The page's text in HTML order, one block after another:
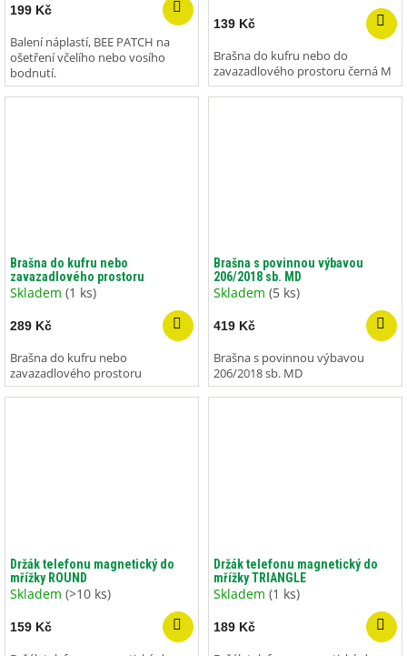
199 Kč
Balení náplastí, BEE PATCH na
ošetření včelího nebo vosího
bodnutí.
139 Kč
Brašna do kufru nebo do
zavazadlového prostoru černá M
Brašna do kufru nebo
zavazadlového prostoru
Skladem (1 ks)
289 Kč
Brašna do kufru nebo
zavazadlového prostoru
Brašna s povinnou výbavou
206/2018 sb. MD
Skladem (5 ks)
419 Kč
Brašna s povinnou výbavou
206/2018 sb. MD
Držák telefonu magnetický do
mřížky ROUND
Skladem (>10 ks)
159 Kč
Držák telefonu magnetický do
mřížky TRIANGLE
Skladem (1 ks)
189 Kč